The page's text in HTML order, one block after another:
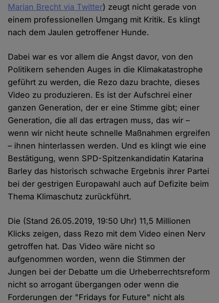
Marian Brecht via Twitter) zeugt nicht gerade von
einem professionellen Umgang mit Kritik. Es klingt
nach dem Jaulen getroffener Hunde.
Dabei war es vor allem die Angst davor, von den
Politikern sehenden Auges in die Klimakatastrophe
geführt zu werden, die Rezo dazu brachte, dieses
Video zu produzieren. Es ist der Aufschrei einer
ganzen Generation, der er eine Stimme gibt; einer
Generation, die all das ertragen muss, das wir –
wenn wir nicht heute schnelle Maßnahmen ergreifen
– ihnen hinterlassen werden. Und es klingt wie eine
Bestätigung, wenn SPD-Spitzenkandidatin Katarina
Barley das historisch schwache Ergebnis ihrer Partei
bei der gestrigen Europawahl auch auf Defizite beim
Thema Klimaschutz zurückführt.
Die (Stand 26.05.2019, 19:50 Uhr) 11,5 Millionen
Klicks zeigen, dass Rezo mit dem Video einen Nerv
getroffen hat. Das Video wäre nicht so
aufgenommen worden, wenn die Stimmen der
Jungen bei der Debatte um die Urheberrechtsreform
nicht so arrogant übergangen oder wenn die
Forderungen der "Fridays for Future" nicht als